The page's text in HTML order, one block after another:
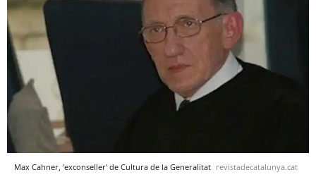
Max Cahner, 'exconseller' de Cultura de la Generalitat revistadecatalunya.cat